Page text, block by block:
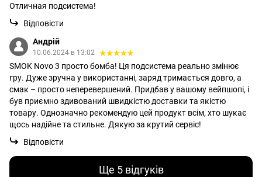
Отличная подсистема!
Відповісти
Андрій
10.06.2024 в 13:02
SMOK Novo 3 просто бомба! Ця подсистема реально змінює
гру. Дуже зручна у використанні, заряд тримається довго, а
смак – просто неперевершений. Придбав у вашому вейпшопі, і
був приємно здивований швидкістю доставки та якістю
товару. Однозначно рекомендую цей продукт всім, хто шукає
щось надійне та стильне. Дякую за крутий сервіс!
Відповісти
Ще 5 відгуків